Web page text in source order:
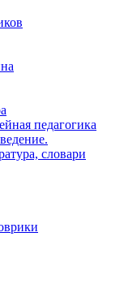
педагогика
словари